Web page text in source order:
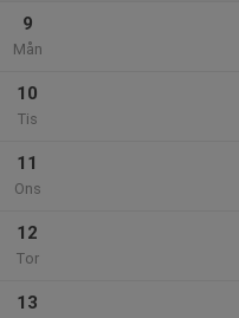
9
Mån
10
Tis
11
Ons
12
Tor
13